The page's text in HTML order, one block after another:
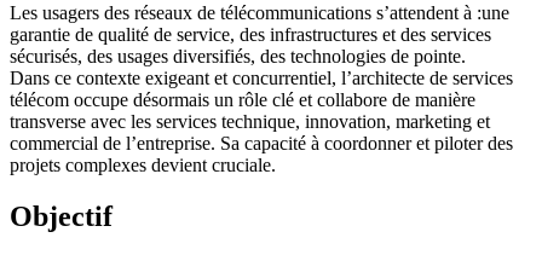
Les usagers des réseaux de télécommunications s’attendent à :une
garantie de qualité de service, des infrastructures et des services
sécurisés, des usages diversifiés, des technologies de pointe.
Dans ce contexte exigeant et concurrentiel, l’architecte de services
télécom occupe désormais un rôle clé et collabore de manière
transverse avec les services technique, innovation, marketing et
commercial de l’entreprise. Sa capacité à coordonner et piloter des
projets complexes devient cruciale.
Objectif